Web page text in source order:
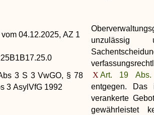
vom 04.12.2025, AZ 1
3 S 3 VwGO, § 78
3 AsylVfG 1992
Art. 19
entgegen. Das
verankerte
gewährleistet